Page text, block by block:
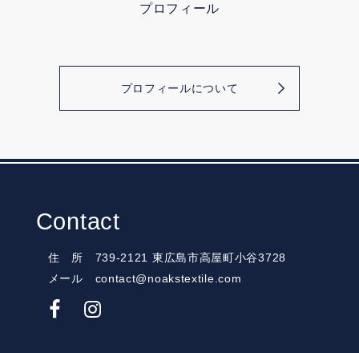
プロフィール
プロフィールについて
Contact
住 所 739-2121 東広島市高屋町小谷3728
メール contact@noakstextile.com